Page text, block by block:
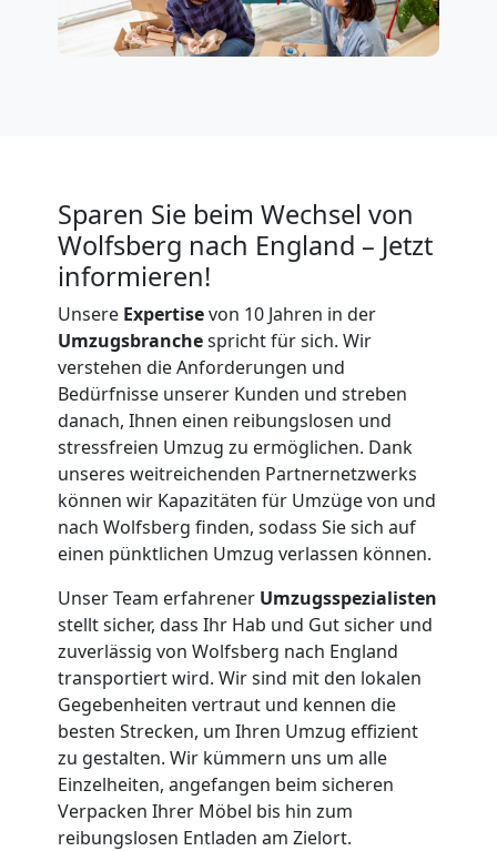
Sparen Sie beim Wechsel von
Wolfsberg nach England – Jetzt
informieren!
Unsere Expertisevon 10 Jahren in der
Umzugsbranchespricht für sich. Wir
verstehen die Anforderungen und
Bedürfnisse unserer Kunden und streben
danach, Ihnen einen reibungslosen und
stressfreien Umzug zu ermöglichen. Dank
unseres weitreichenden Partnernetzwerks
können wir Kapazitäten für Umzüge von und
nach Wolfsberg finden, sodass Sie sich auf
einen pünktlichen Umzug verlassen können.
Unser Team erfahrener Umzugsspezialisten
stellt sicher, dass Ihr Hab und Gut sicher und
zuverlässig von Wolfsberg nach England
transportiert wird. Wir sind mit den lokalen
Gegebenheiten vertraut und kennen die
besten Strecken, um Ihren Umzug effizient
zu gestalten. Wir kümmern uns um alle
Einzelheiten, angefangen beim sicheren
Verpacken Ihrer Möbel bis hin zum
reibungslosen Entladen am Zielort.